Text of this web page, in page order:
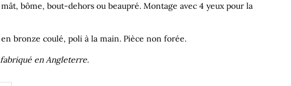
bôme, bout-dehors ou beaupré. Montage avec 4 yeux pour la
bronze coulé, poli à la main. Pièce non forée.
en Angleterre.